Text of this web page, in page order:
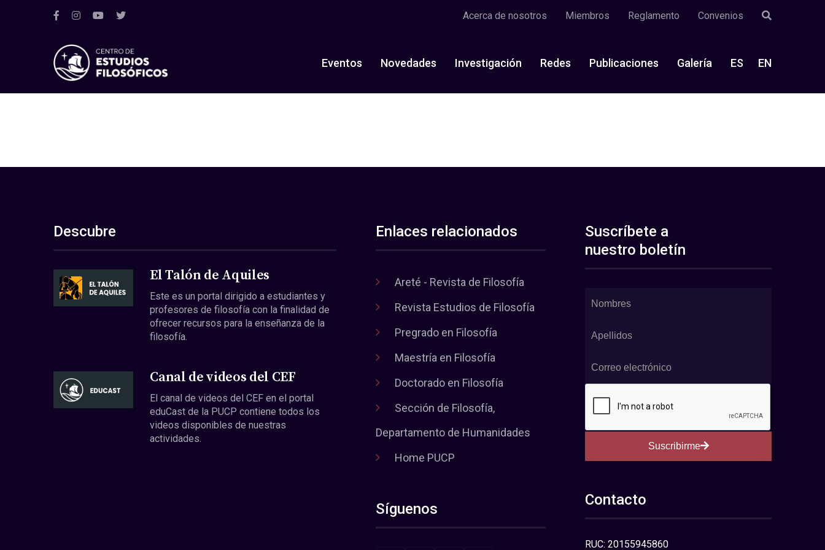
Acerca de nosotros Miembros Reglamento Convenios
Eventos Novedades Investigación Redes Publicaciones Galería ES EN
Descubre
El Talón de Aquiles
Este es un portal dirigido a estudiantes y
profesores de filosofía con la finalidad de
ofrecer recursos para la enseñanza de la
filosofía.
Canal de videos del CEF
El canal de videos del CEF en el portal
eduCast de la PUCP contiene todos los
videos disponibles de nuestras
actividades.
Enlaces relacionados
Areté - Revista de Filosofía
Revista Estudios de Filosofía
Pregrado en Filosofía
Maestría en Filosofía
Doctorado en Filosofía
Sección de Filosofía,
Departamento de Humanidades
Home PUCP
Síguenos
Suscríbete a
nuestro boletín
Suscribirme
Contacto
RUC: 20155945860